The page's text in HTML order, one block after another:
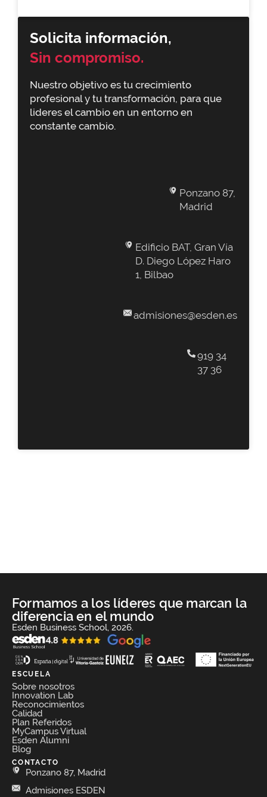
Solicita información,
Sin compromiso.
Nuestro objetivo es tu crecimiento
profesional y tu transformación, para que
lideres el cambio en un entorno en
constante cambio.
Ponzano 87,
Madrid
Edificio BAT, Gran Vía
D. Diego López Haro
1, Bilbao
admisiones@esden.es
919 34
37 36
Formamos a los líderes que marcan la
diferencia en el mundo
Esden Business School, 2026.
ESCUELA
Sobre nosotros
Innovation Lab
Reconocimientos
Calidad
Plan Referidos
MyCampus Virtual
Esden Alumni
Blog
CONTACTO
Ponzano 87, Madrid
Admisiones ESDEN